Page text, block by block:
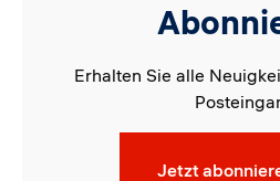
Erhalten Sie alle
Jetzt